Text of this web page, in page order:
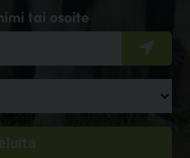
tai osoite